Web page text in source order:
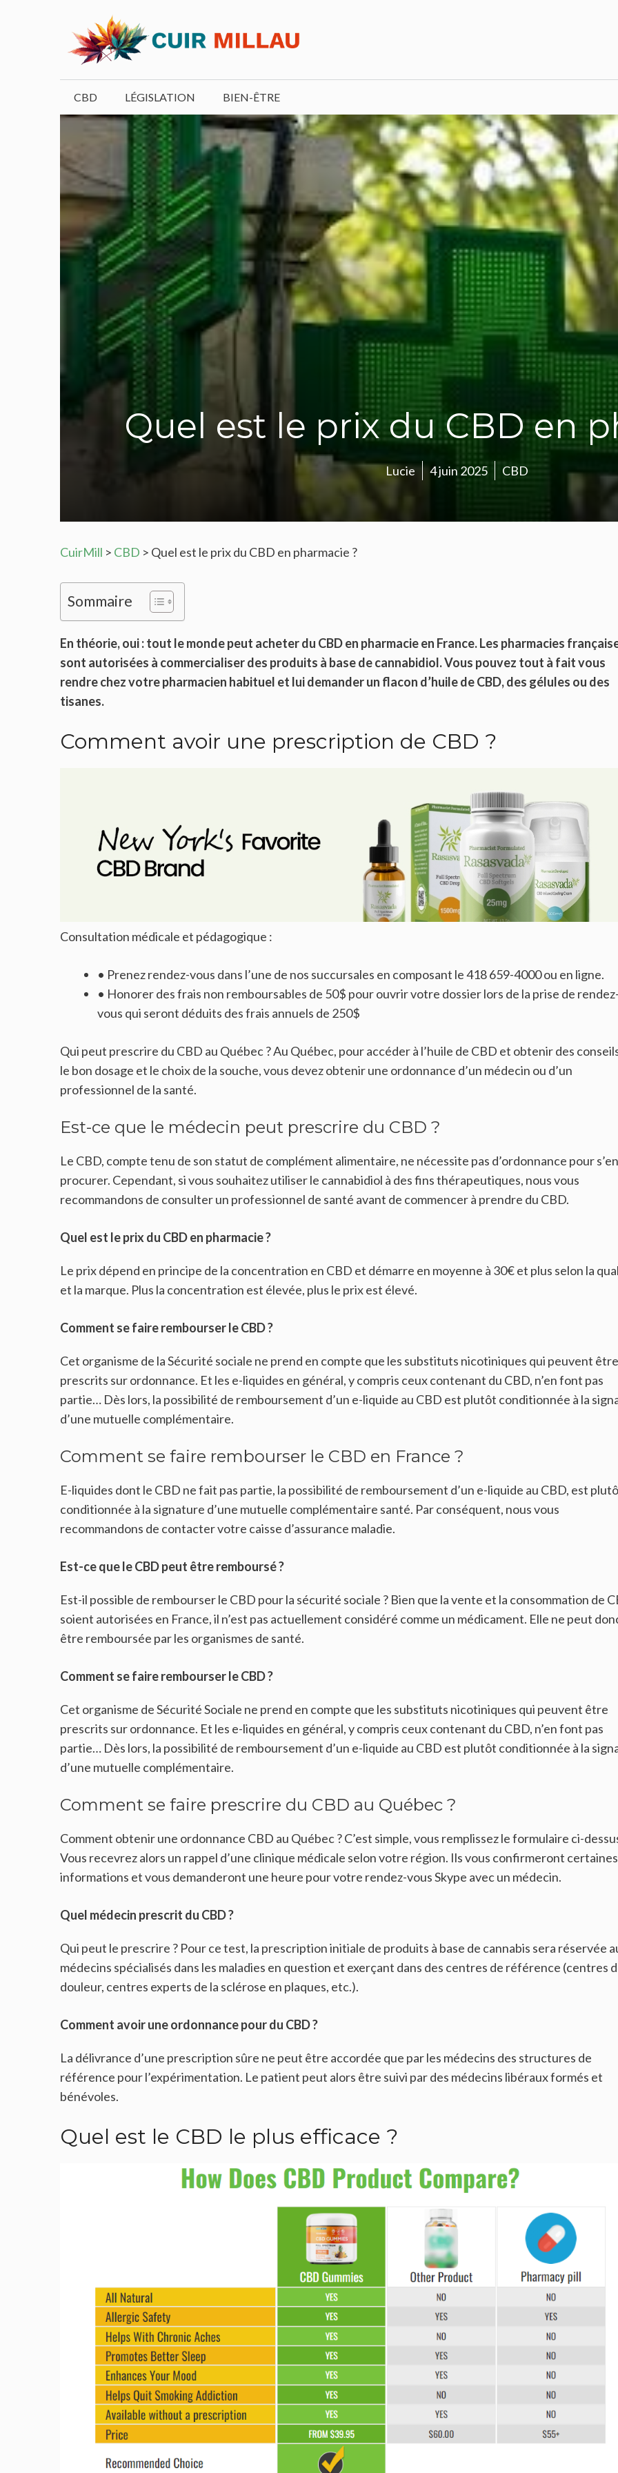
CBD LÉGISLATION BIEN-ÊTRE
Quel est le prix du CBD en
Lucie 4 juin 2025 CBD
CuirMill > CBD > Quel est le prix du CBD en pharmacie ?
Sommaire
En théorie, oui : tout le monde peut acheter du CBD en pharmacie en France. Les pharmacies
sont autorisées à commercialiser des produits à base de cannabidiol. Vous pouvez tout à fait vous
rendre chez votre pharmacien habituel et lui demander un flacon d’huile de CBD, des gélules ou des
tisanes.
Comment avoir une prescription de CBD ?
Consultation médicale et pédagogique :
• Prenez rendez-vous dans l’une de nos succursales en composant le 418 659-4000 ou en ligne.
• Honorer des frais non remboursables de 50$ pour ouvrir votre dossier lors de la prise de rendez-
vous qui seront déduits des frais annuels de 250$
Qui peut prescrire du CBD au Québec ? Au Québec, pour accéder à l’huile de CBD et obtenir des
le bon dosage et le choix de la souche, vous devez obtenir une ordonnance d’un médecin ou d’un
professionnel de la santé.
Est-ce que le médecin peut prescrire du CBD ?
Le CBD, compte tenu de son statut de complément alimentaire, ne nécessite pas d’ordonnance pour s’en
procurer. Cependant, si vous souhaitez utiliser le cannabidiol à des fins thérapeutiques, nous vous
recommandons de consulter un professionnel de santé avant de commencer à prendre du CBD.
Quel est le prix du CBD en pharmacie ?
Le prix dépend en principe de la concentration en CBD et démarre en moyenne à 30€ et plus selon la
et la marque. Plus la concentration est élevée, plus le prix est élevé.
Comment se faire rembourser le CBD ?
Cet organisme de la Sécurité sociale ne prend en compte que les substituts nicotiniques qui peuvent être
prescrits sur ordonnance. Et les e-liquides en général, y compris ceux contenant du CBD, n’en font pas
partie… Dès lors, la possibilité de remboursement d’un e-liquide au CBD est plutôt conditionnée à la
d’une mutuelle complémentaire.
Comment se faire rembourser le CBD en France ?
E-liquides dont le CBD ne fait pas partie, la possibilité de remboursement d’un e-liquide au CBD, est
conditionnée à la signature d’une mutuelle complémentaire santé. Par conséquent, nous vous
recommandons de contacter votre caisse d’assurance maladie.
Est-ce que le CBD peut être remboursé ?
Est-il possible de rembourser le CBD pour la sécurité sociale ? Bien que la vente et la consommation de
soient autorisées en France, il n’est pas actuellement considéré comme un médicament. Elle ne peut
être remboursée par les organismes de santé.
Comment se faire rembourser le CBD ?
Cet organisme de Sécurité Sociale ne prend en compte que les substituts nicotiniques qui peuvent être
prescrits sur ordonnance. Et les e-liquides en général, y compris ceux contenant du CBD, n’en font pas
partie… Dès lors, la possibilité de remboursement d’un e-liquide au CBD est plutôt conditionnée à la
d’une mutuelle complémentaire.
Comment se faire prescrire du CBD au Québec ?
Comment obtenir une ordonnance CBD au Québec ? C’est simple, vous remplissez le formulaire ci-
Vous recevrez alors un rappel d’une clinique médicale selon votre région. Ils vous confirmeront certaines
informations et vous demanderont une heure pour votre rendez-vous Skype avec un médecin.
Quel médecin prescrit du CBD ?
Qui peut le prescrire ? Pour ce test, la prescription initiale de produits à base de cannabis sera réservée
médecins spécialisés dans les maladies en question et exerçant dans des centres de référence (centres
douleur, centres experts de la sclérose en plaques, etc.).
Comment avoir une ordonnance pour du CBD ?
La délivrance d’une prescription sûre ne peut être accordée que par les médecins des structures de
référence pour l’expérimentation. Le patient peut alors être suivi par des médecins libéraux formés et
bénévoles.
Quel est le CBD le plus efficace ?